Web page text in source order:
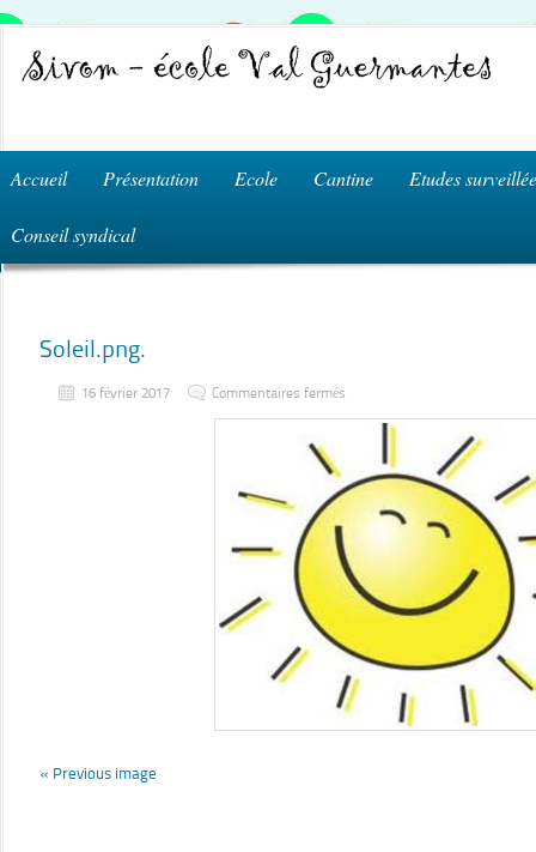
Accueil Présentation Ecole Cantine Etudes
Conseil syndical
Soleil.png.
16 février 2017 Commentaires fermés
« Previous image